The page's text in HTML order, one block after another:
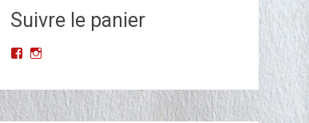
Suivre le panier
Voir
de
Dans-
Mon-
Voir
de
dans_mon_panier_rouge
sur